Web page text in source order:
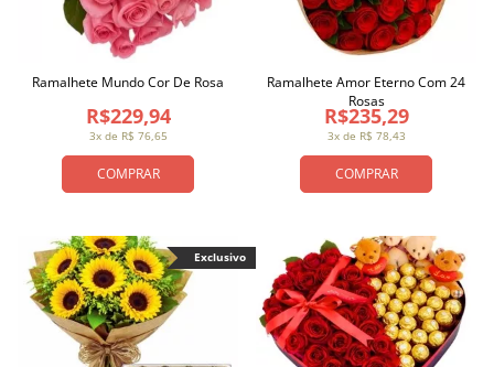
COMPRAR
3x de R$ 76,65
R$229,94
Ramalhete Mundo Cor De Rosa
COMPRAR
3x de R$ 78,43
R$235,29
Ramalhete Amor Eterno Com 24
Rosas
Exclusivo